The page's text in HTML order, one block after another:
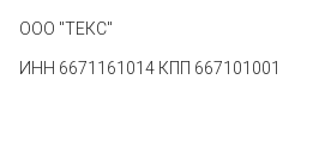
ООО "ТЕКС"
ИНН 6671161014 КПП 667101001